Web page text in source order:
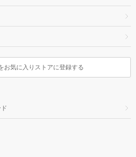
お気に入りストアに登録する